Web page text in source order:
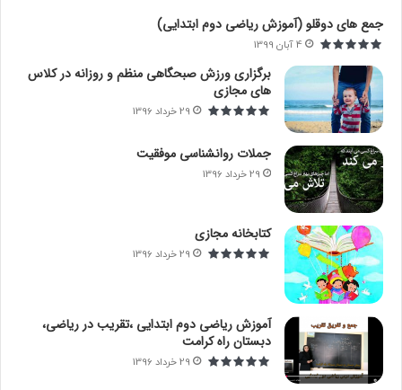
جمع های دوقلو (آموزش ریاضی دوم ابتدایی)
4 آبان 1399
برگزاری ورزش صبحگاهی منظم و روزانه در کلاس
های مجازی
29 خرداد 1396
جملات روانشناسی موفقیت
29 خرداد 1396
کتابخانه مجازی
29 خرداد 1396
آموزش ریاضی دوم ابتدایی ،تقریب در ریاضی،
دبستان راه کرامت
29 خرداد 1396